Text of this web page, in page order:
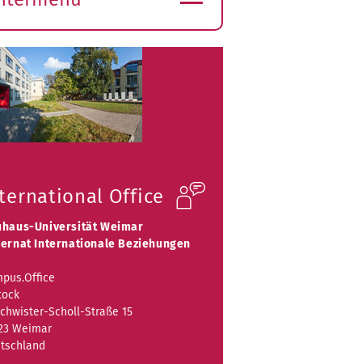
Office
Universität Weimar
Internationale Beziehungen
Scholl-Straße 15
Weimar